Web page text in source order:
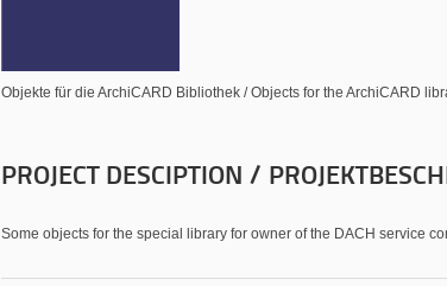
Objekte für die ArchiCARD Bibliothek / Objects for the ArchiCARD
PROJECT DESCIPTION /
Some objects for the special library for owner of the DACH service